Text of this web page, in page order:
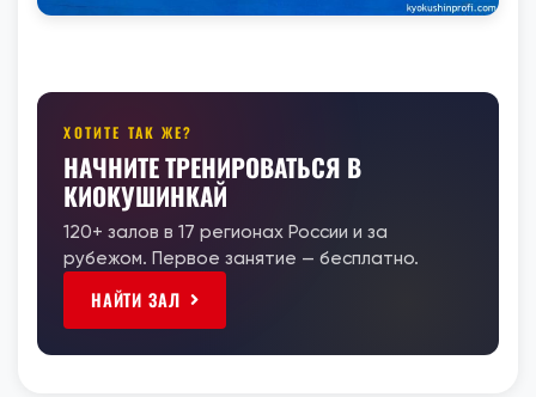
ХОТИТЕ ТАК ЖЕ?
НАЧНИТЕ ТРЕНИРОВАТЬСЯ В
КИОКУШИНКАЙ
120+ залов в 17 регионах России и за
рубежом. Первое занятие — бесплатно.
НАЙТИ ЗАЛ